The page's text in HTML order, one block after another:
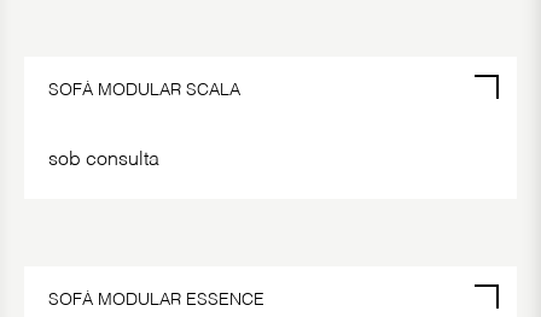
SOFÁ MODULAR SCALA
sob consulta
SOFÁ MODULAR ESSENCE